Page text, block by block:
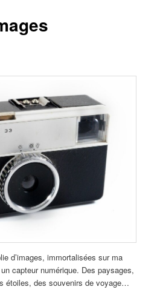
d’images, immortalisées sur ma
capteur numérique. Des paysages,
étoiles, des souvenirs de voyage…